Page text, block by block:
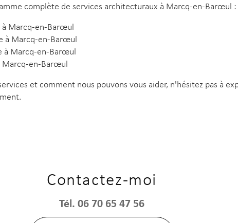
complète de services architecturaux à Marcq-en-Barœul :
Marcq-en-Barœul
à Marcq-en-Barœul
à Marcq-en-Barœul
Marcq-en-Barœul
et comment nous pouvons vous aider, n'hésitez pas à
Contactez-moi
Tél. 06 70 65 47 56